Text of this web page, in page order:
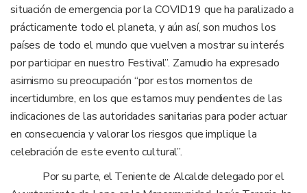
situación de emergencia por la COVID19 que ha paralizado a
prácticamente todo el planeta, y aún así, son muchos los
países de todo el mundo que vuelven a mostrar su interés
por participar en nuestro Festival”. Zamudio ha expresado
asimismo su preocupación “por estos momentos de
incertidumbre, en los que estamos muy pendientes de las
indicaciones de las autoridades sanitarias para poder actuar
en consecuencia y valorar los riesgos que implique la
celebración de este evento cultural”.
Por su parte, el Teniente de Alcalde delegado por el